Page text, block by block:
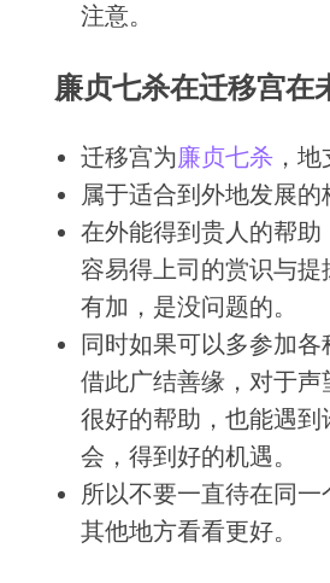
注意。
廉贞七杀在迁移宫在
迁移宫为廉贞七杀 ，
属于适合到外地发展的
在外能得到贵人的帮助
容易得上司的赏识与提
有加，是没问题的。
同时如果可以多参加各
借此广结善缘，对于声
很好的帮助，也能遇到
会，得到好的机遇。
所以不要一直待在同一
其他地方看看更好。